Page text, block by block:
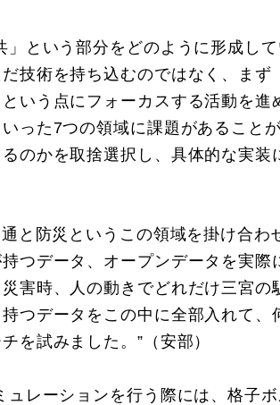
」という部分をどのように形成し
技術を持ち込むのではなく、ま
いう点にフォーカスする活動を
った7つの領域に課題があること
のかを取捨選択し、具体的な実
と防災というこの領域を掛け合
つデータ、オープンデータを実
害時、人の動きでどれだけ三宮
つデータをこの中に全部入れて
を試みました。”（安部）
ュレーションを行う際には、格子